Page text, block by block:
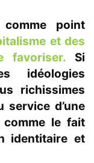
point
et des
favoriser. Si
idéologies
richissimes
d’une
comme le fait
identitaire et